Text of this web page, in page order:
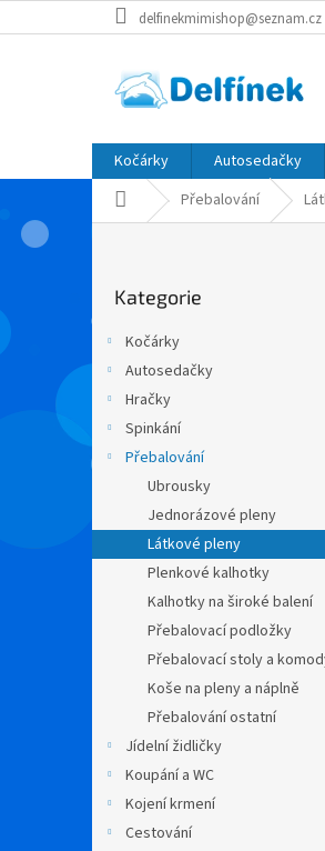
na
delfinekmimishop@seznam.cz
Kočárky Autosedačky
Domů Přebalování
r
p
e
l
kategorie
Kategorie
Kočárky
Autosedačky
Hračky
Spinkání
Přebalování
Ubrousky
Jednorázové pleny
Látkové pleny
Plenkové kalhotky
Kalhotky na široké balení
Přebalovací podložky
Přebalovací stoly a
Koše na pleny a náplně
Přebalování ostatní
Jídelní židličky
Koupání a WC
Kojení krmení
Cestování